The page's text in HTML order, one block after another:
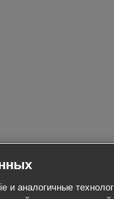
и аналогичные